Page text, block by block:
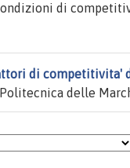
di
di competitivita'
delle